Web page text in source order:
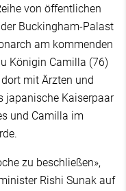
von öffentlichen
Buckingham-Palast
am kommenden
Königin Camilla (76)
mit Ärzten und
japanische Kaiserpaar
und Camilla im
zu beschließen»,
Rishi Sunak auf